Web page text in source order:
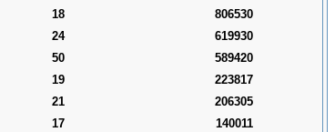
18
806530
24
619930
50
589420
19
223817
21
206305
17
140011